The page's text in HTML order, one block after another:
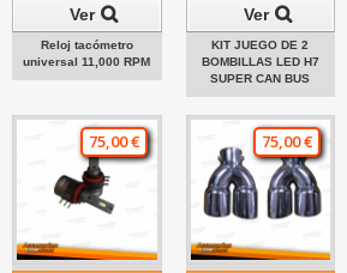
Ver
Reloj tacómetro
universal 11,000 RPM
Ver
KIT JUEGO DE 2
BOMBILLAS LED H7
SUPER CAN BUS
75,00 € 75,00 €